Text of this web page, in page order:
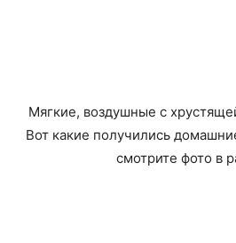
Мягкие, воздушные с
Вот какие получились
смотрите фото в